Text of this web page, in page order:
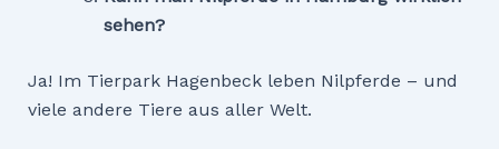
sehen?
Ja! Im Tierpark Hagenbeck leben Nilpferde – und
viele andere Tiere aus aller Welt.